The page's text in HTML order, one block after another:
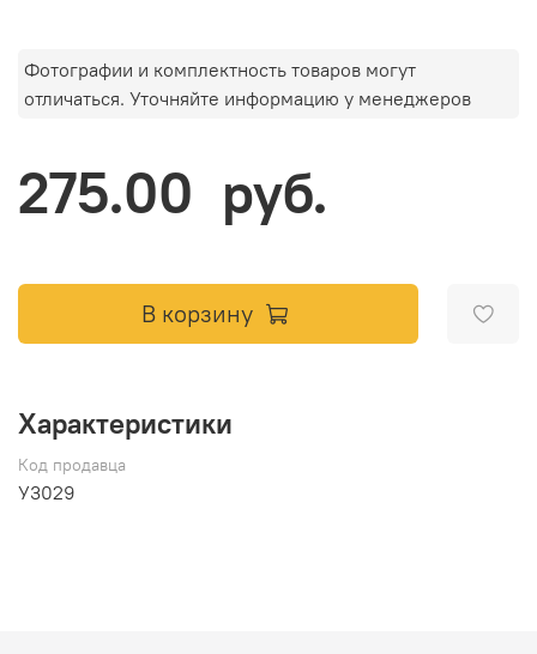
Фотографии и комплектность товаров могут
отличаться. Уточняйте информацию у менеджеров
275.00 руб.
В корзину
Характеристики
Код продавца
У3029